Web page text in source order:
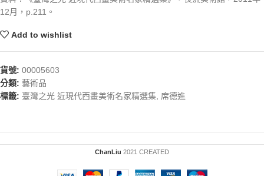
12月，p.211。
Add to wishlist
貨號: 00005603
分類: 藝術品
標籤: 臺灣之光 近現代西畫美術名家精選集 席德進
ChanLiu 2021 CREATED